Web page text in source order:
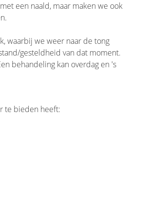
een naald, maar maken we ook
waarbij we weer naar de tong
gesteldheid van dat moment.
behandeling kan overdag en 's
te bieden heeft: